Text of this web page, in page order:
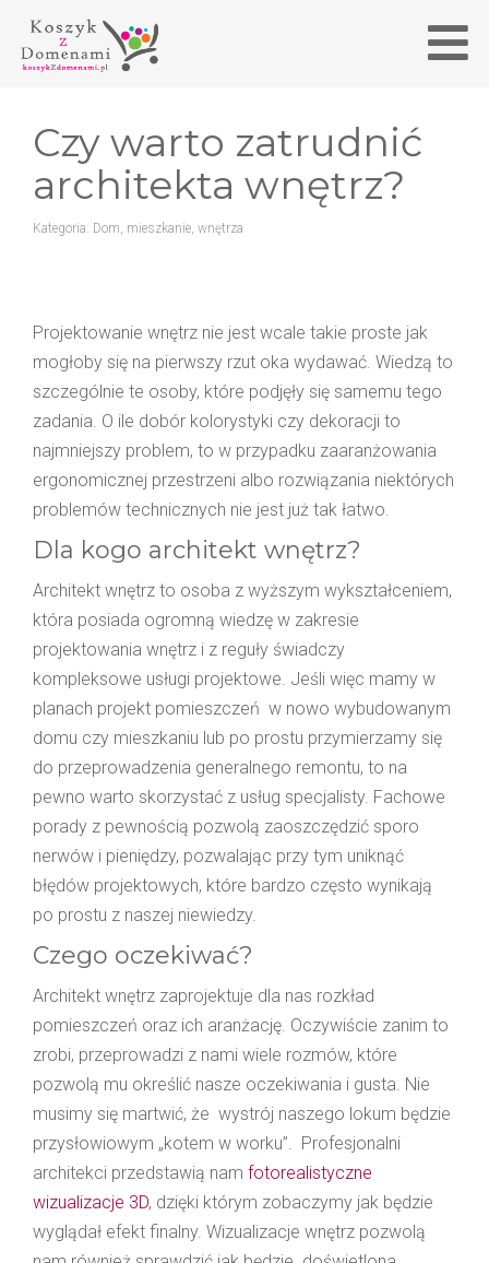
Czy warto zatrudnić
architekta wnętrz?
Kategoria: Dom, mieszkanie, wnętrza
Projektowanie wnętrz nie jest wcale takie proste jak
mogłoby się na pierwszy rzut oka wydawać. Wiedzą to
szczególnie te osoby, które podjęły się samemu tego
zadania. O ile dobór kolorystyki czy dekoracji to
najmniejszy problem, to w przypadku zaaranżowania
ergonomicznej przestrzeni albo rozwiązania niektórych
problemów technicznych nie jest już tak łatwo.
Dla kogo architekt wnętrz?
Architekt wnętrz to osoba z wyższym wykształceniem,
która posiada ogromną wiedzę w zakresie
projektowania wnętrz i z reguły świadczy
kompleksowe usługi projektowe. Jeśli więc mamy w
planach projekt pomieszczeń w nowo wybudowanym
domu czy mieszkaniu lub po prostu przymierzamy się
do przeprowadzenia generalnego remontu, to na
pewno warto skorzystać z usług specjalisty. Fachowe
porady z pewnością pozwolą zaoszczędzić sporo
nerwów i pieniędzy, pozwalając przy tym uniknąć
błędów projektowych, które bardzo często wynikają
po prostu z naszej niewiedzy.
Czego oczekiwać?
Architekt wnętrz zaprojektuje dla nas rozkład
pomieszczeń oraz ich aranżację. Oczywiście zanim to
zrobi, przeprowadzi z nami wiele rozmów, które
pozwolą mu określić nasze oczekiwania i gusta. Nie
musimy się martwić, że wystrój naszego lokum będzie
przysłowiowym „kotem w worku”. Profesjonalni
architekci przedstawią nam fotorealistyczne
wizualizacje 3D, dzięki którym zobaczymy jak będzie
wyglądał efekt finalny. Wizualizacje wnętrz pozwolą